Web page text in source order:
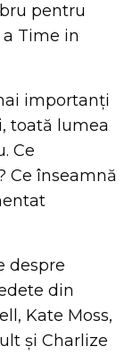
pentru
Time in
importanți
toată lumea
Ce
Ce înseamnă
despre
din
Kate Moss,
și Charlize